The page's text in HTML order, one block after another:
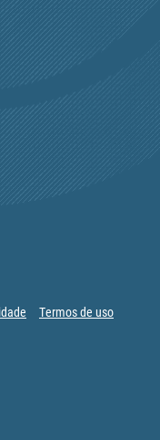
Termos de uso